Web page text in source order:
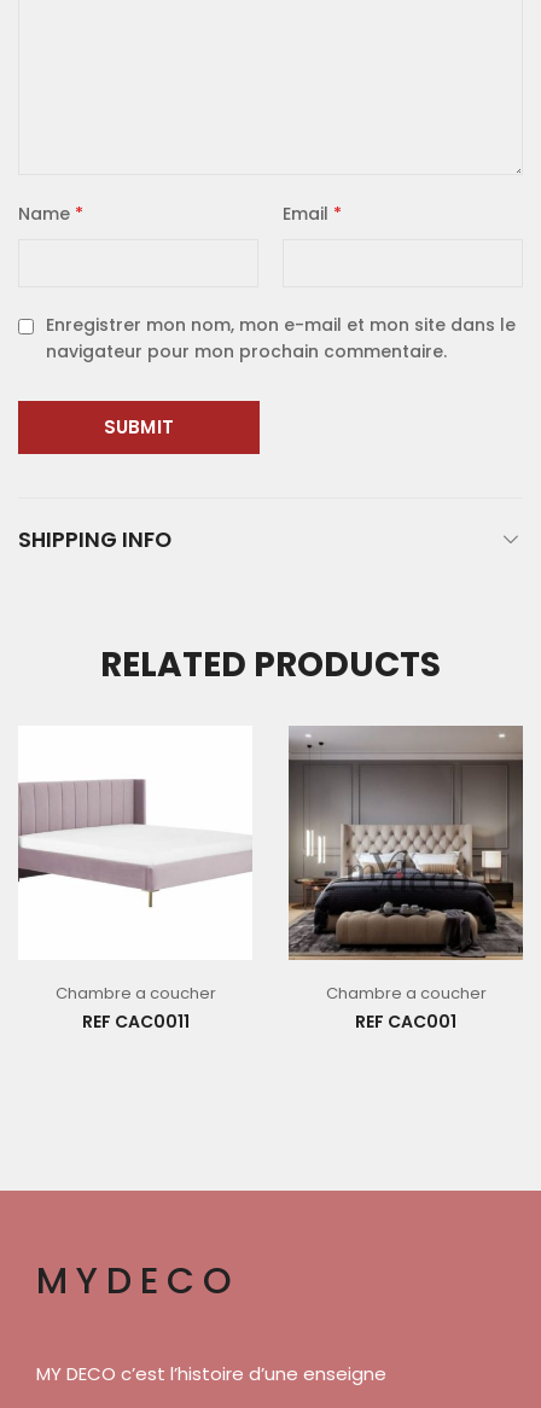
Name * Email *
Enregistrer mon nom, mon e-mail et mon site dans le
navigateur pour mon prochain commentaire.
SHIPPING INFO
RELATED PRODUCTS
Chambre a coucher
REF CAC0011
Chambre a coucher
REF CAC001
MYDECO
MY DECO c’est l’histoire d’une enseigne